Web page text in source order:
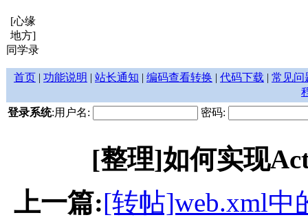
[心缘
地方]
同学录
首页 | 功能说明 | 站长通知 | 编码查看转换 | 代码下载 | 常见问
登录系统:用户名: 密码:
[整理]如何实现
上一篇:[转帖]web.xml中